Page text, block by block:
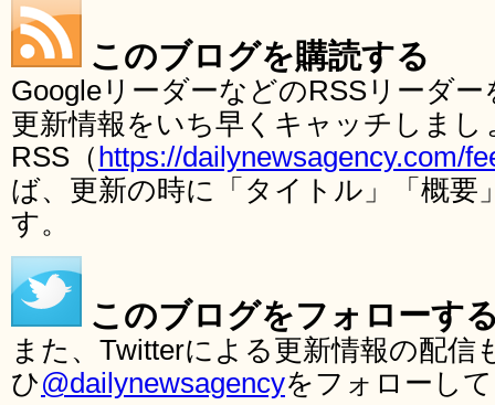
このブログを購読する
GoogleリーダーなどのRSSリーダ
更新情報をいち早くキャッチしま
RSS（ https://dailynewsagency.com/
ば、更新の時に「タイトル」「概要
す。
このブログをフォローす
また、Twitterによる更新情報の配
ひ@dailynewsagencyをフォローし